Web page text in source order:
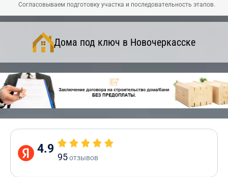
Согласовываем подготовку участка и последовательность этапов.
Дома под ключ в Новочеркасске
4.9
95отзывов